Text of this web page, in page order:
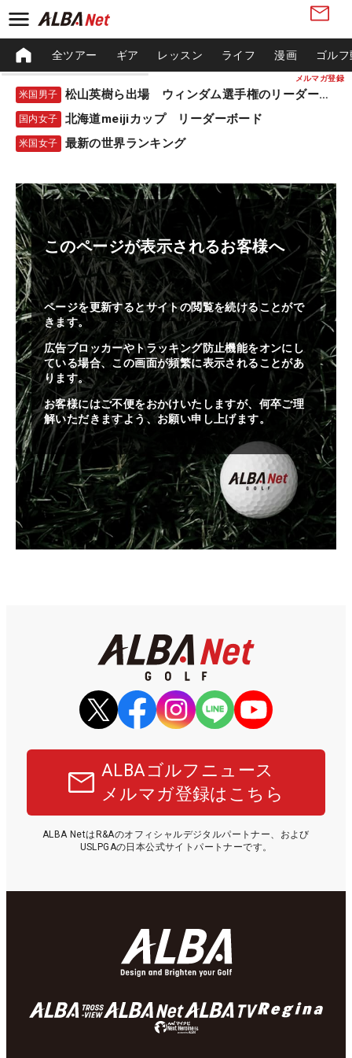
メルマガ登録
全ツアー ギア レッスン ライフ 漫画 ゴル
米国男子 松山英樹ら出場 ウィンダム選手権のリーダーボード
国内女子 北海道meijiカップ リーダーボード
米国女子 最新の世界ランキング
このページが表示されるお客様へ
ページを更新するとサイトの閲覧を続けることがで
きます。
広告ブロッカーやトラッキング防止機能をオンにし
ている場合、この画面が頻繁に表示されることがあ
ります。
お客様にはご不便をおかけいたしますが、何卒ご理
解いただきますよう、お願い申し上げます。
ALBAゴルフニュース
メルマガ登録はこちら
ALBA NetはR&Aのオフィシャルデジタルパートナー、および
USLPGAの日本公式サイトパートナーです。